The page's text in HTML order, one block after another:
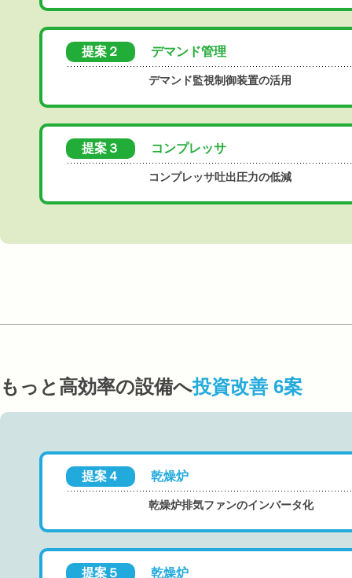
提案２ デマンド管理
デマンド監視制御装置の活用
提案３ コンプレッサ
コンプレッサ吐出圧力の低減
もっと高効率の設備へ投資改善 6案
提案４ 乾燥炉
乾燥炉排気ファンのインバータ化
提案５ 乾燥炉